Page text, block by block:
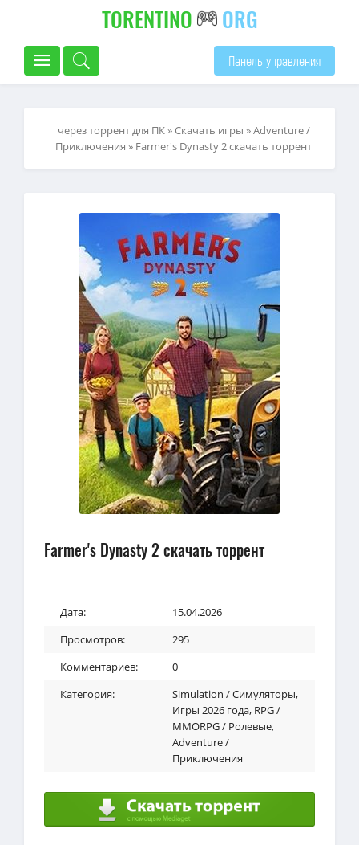
TORENTINO ORG
Панель управления
через торрент для ПК»Скачать игры »Adventure /
Приключения » Farmer's Dynasty 2 скачать торрент
Farmer's Dynasty 2 скачать торрент
Дата:
15.04.2026
Просмотров:
295
Комментариев:
0
Категория:
Simulation / Симуляторы,
Игры 2026 года, RPG /
MMORPG / Ролевые,
Adventure /
Приключения